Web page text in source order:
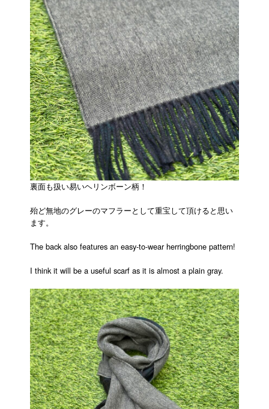
裏面も扱い易いヘリンボーン柄！
殆ど無地のグレーのマフラーとして重宝して頂けると思い
ます。
The back also features an easy-to-wear herringbone pattern!
I think it will be a useful scarf as it is almost a plain gray.